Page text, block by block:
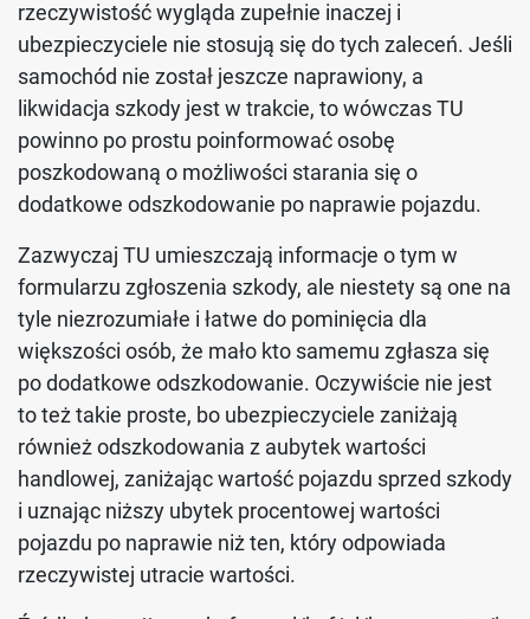
rzeczywistość wygląda zupełnie inaczej i
ubezpieczyciele nie stosują się do tych zaleceń. Jeśli
samochód nie został jeszcze naprawiony, a
likwidacja szkody jest w trakcie, to wówczas TU
powinno po prostu poinformować osobę
poszkodowaną o możliwości starania się o
dodatkowe odszkodowanie po naprawie pojazdu.
Zazwyczaj TU umieszczają informacje o tym w
formularzu zgłoszenia szkody, ale niestety są one na
tyle niezrozumiałe i łatwe do pominięcia dla
większości osób, że mało kto samemu zgłasza się
po dodatkowe odszkodowanie. Oczywiście nie jest
to też takie proste, bo ubezpieczyciele zaniżają
również odszkodowania z aubytek wartości
handlowej, zaniżając wartość pojazdu sprzed szkody
i uznając niższy ubytek procentowej wartości
pojazdu po naprawie niż ten, który odpowiada
rzeczywistej utracie wartości.